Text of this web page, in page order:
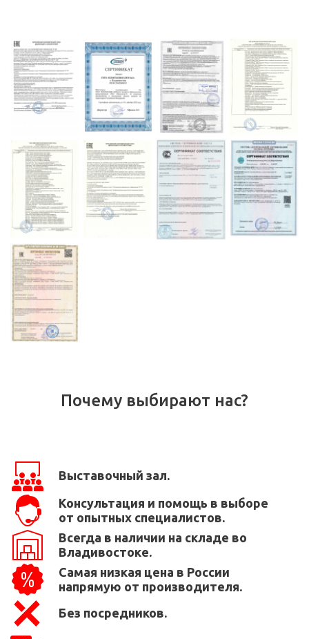
Почему выбирают нас?
Выставочный зал.
Консультация и помощь в выборе
от опытных специалистов.
Всегда в наличии на складе во
Владивостоке.
Самая низкая цена в России
напрямую от производителя.
Без посредников.